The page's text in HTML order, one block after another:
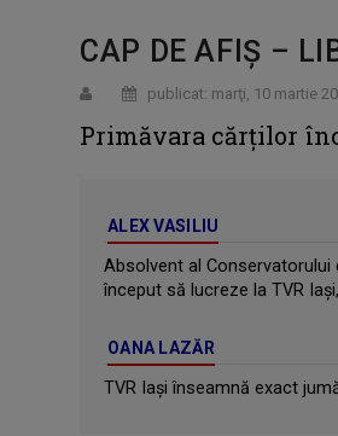
CAP DE AFIŞ –
publicat: marţi, 10 martie
Primăvara cărţilor
ALEX VASILIU
Absolvent al Conservatorului
început să lucreze la TVR
OANA LAZĂR
TVR Iaşi înseamnă exact